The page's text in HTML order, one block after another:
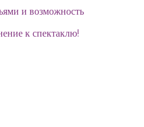
и возможность
к спектаклю!